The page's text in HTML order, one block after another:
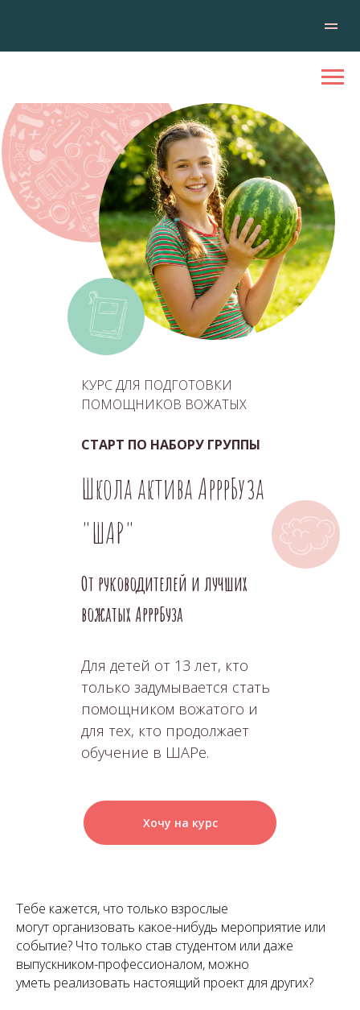
Хочу на курс
КУРС ДЛЯ ПОДГОТОВКИ
ПОМОЩНИКОВ ВОЖАТЫХ
Для детей от 13 лет, кто
только задумывается стать
помощником вожатого и
для тех, кто продолжает
обучение в ШАРе.
СТАРТ ПО НАБОРУ ГРУППЫ
Школа актива АрррБуза
"ШАР"
От руководителей и лучших
вожатых АрррБуза
Тебе кажется, что только взрослые
могут организовать какое-нибудь мероприятие или
событие? Что только став студентом или даже
выпускником-профессионалом, можно
уметь реализовать настоящий проект для других?